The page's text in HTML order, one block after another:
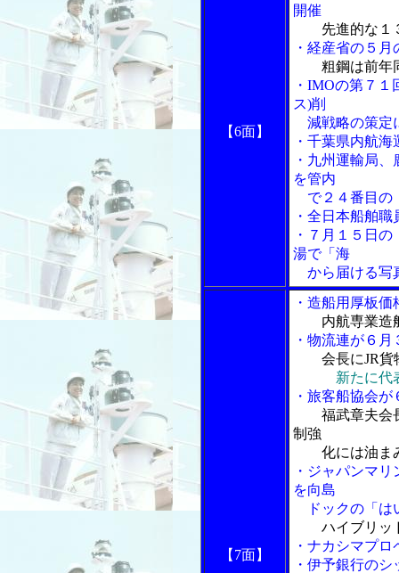
【6面】
開催
先進的な１
・経産省の５
粗鋼は前年
・IMOの第７
ス)削
減戦略の策定
・千葉県内航
・九州運輸局
を管内
で２４番目の
・全日本船舶
・７月１５日
湯で「海
から届ける写
【7面】
・造船用厚板
内航専業造
・物流連が６
会長にJR
新たに代
・旅客船協会
福武章夫会
制強
化には油ま
・ジャパンマ
を向島
ドックの「は
ハイブリッ
・ナカシマプ
・伊予銀行の